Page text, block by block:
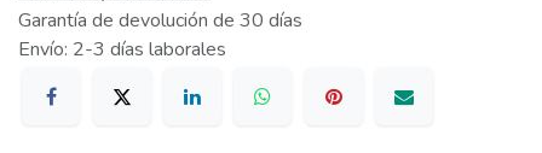
Garantía de devolución de 30 días
Envío: 2-3 días laborales